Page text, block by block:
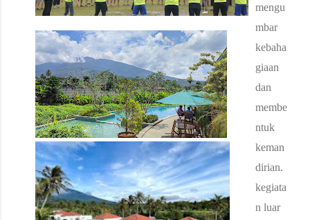
mengu
mbar
kebaha
giaan
dan
membe
ntuk
keman
dirian.
kegiata
n luar